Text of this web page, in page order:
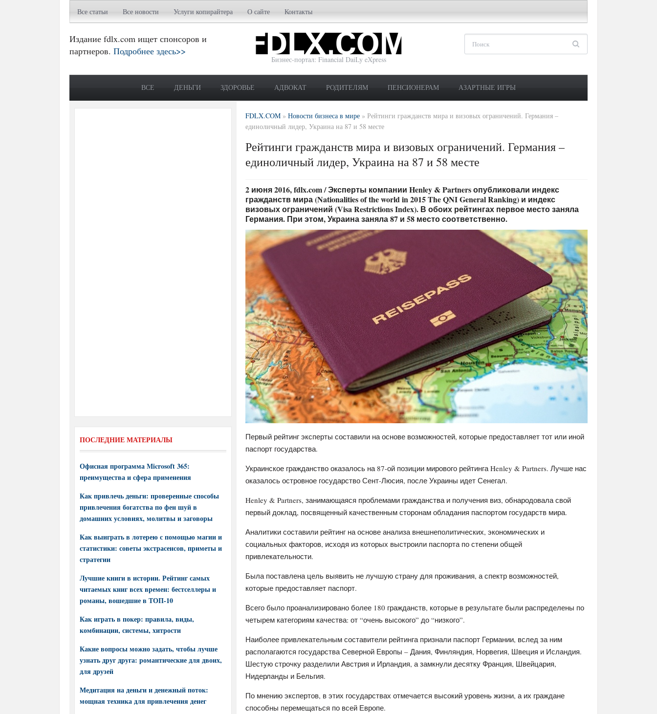
Все статьи Все новости Услуги копирайтера О сайте Контакты
Издание fdlx.com ищет спонсоров и
партнеров. Подробнее здесь>>
Бизнес-портал: Financial DaiLy eXpress
ВСЕ ДЕНЬГИ ЗДОРОВЬЕ АДВОКАТ РОДИТЕЛЯМ ПЕНСИОНЕРАМ АЗАРТНЫЕ ИГРЫ
FDLX.COM » Новости бизнеса в мире » Рейтинги гражданств мира и визовых ограничений. Германия –
единоличный лидер, Украина на 87 и 58 месте
Рейтинги гражданств мира и визовых ограничений. Германия –
единоличный лидер, Украина на 87 и 58 месте
2 июня 2016, fdlx.com / Эксперты компании Henley & Partners опубликовали индекс
гражданств мира (Nationalities of the world in 2015 The QNI General Ranking) и индекс
визовых ограничений (Visa Restrictions Index). В обоих рейтингах первое место заняла
Германия. При этом, Украина заняла 87 и 58 место соответственно.
Первый рейтинг эксперты составили на основе возможностей, которые предоставляет тот или иной
паспорт государства.
Украинское гражданство оказалось на 87-ой позиции мирового рейтинга Henley & Partners. Лучше нас
оказалось островное государство Сент-Люсия, после Украины идет Сенегал.
Henley & Partners, занимающаяся проблемами гражданства и получения виз, обнародовала свой
первый доклад, посвященный качественным сторонам обладания паспортом государств мира.
Аналитики составили рейтинг на основе анализа внешнеполитических, экономических и
социальных факторов, исходя из которых выстроили паспорта по степени общей
привлекательности.
Была поставлена цель выявить не лучшую страну для проживания, а спектр возможностей,
которые предоставляет паспорт.
Всего было проанализировано более 180 гражданств, которые в результате были распределены по
четырем категориям качества: от “очень высокого” до “низкого”.
Наиболее привлекательным составители рейтинга признали паспорт Германии, вслед за ним
располагаются государства Северной Европы – Дания, Финляндия, Норвегия, Швеция и Исландия.
Шестую строчку разделили Австрия и Ирландия, а замкнули десятку Франция, Швейцария,
Нидерланды и Бельгия.
По мнению экспертов, в этих государствах отмечается высокий уровень жизни, а их граждане
способны перемещаться по всей Европе.
ПОСЛЕДНИЕ МАТЕРИАЛЫ
Офисная программа Microsoft 365:
преимущества и сфера применения
Как привлечь деньги: проверенные способы
привлечения богатства по фен шуй в
домашних условиях, молитвы и заговоры
Как выиграть в лотерею с помощью магии и
статистики: советы экстрасенсов, приметы и
стратегии
Лучшие книги в истории. Рейтинг самых
читаемых книг всех времен: бестселлеры и
романы, вошедшие в ТОП-10
Как играть в покер: правила, виды,
комбинации, системы, хитрости
Какие вопросы можно задать, чтобы лучше
узнать друг друга: романтические для двоих,
для друзей
Медитация на деньги и денежный поток:
мощная техника для привлечения денег